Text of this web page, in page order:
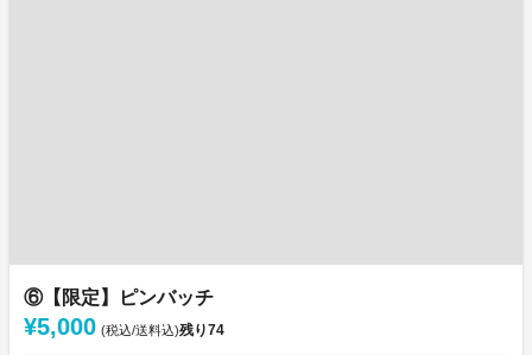
⑥【限定】ピンバッチ
¥5,000 (税込/送料込)残り74